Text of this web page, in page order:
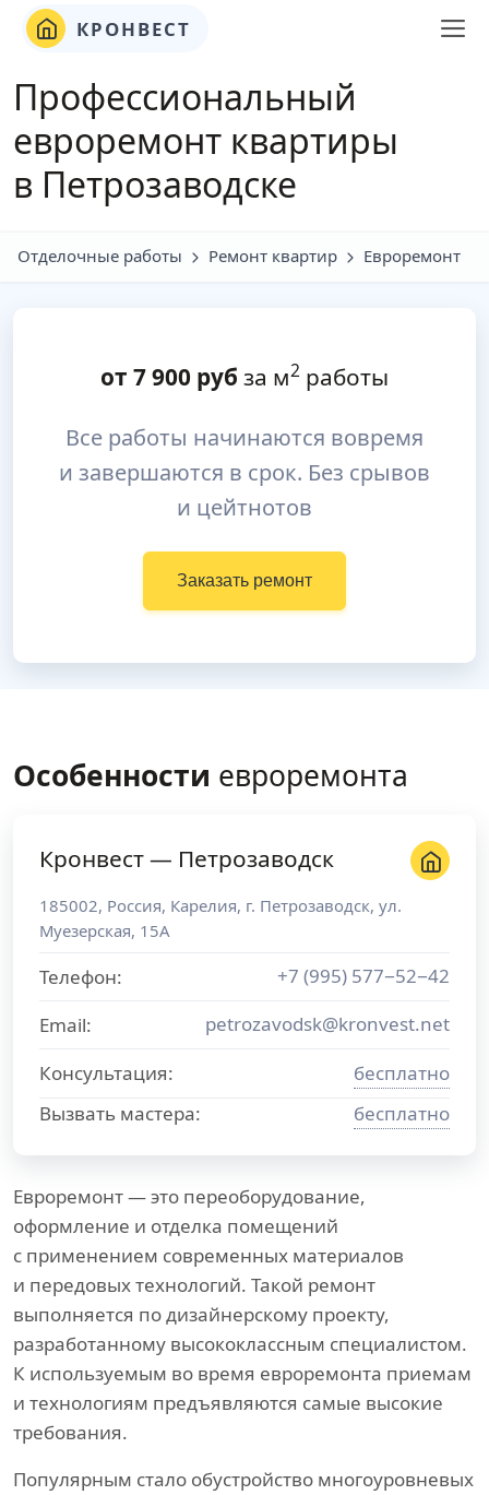
КРОНВЕСТ
Профессиональный
евроремонт квартиры
в Петрозаводске
Отделочные работы Ремонт квартир Евроремонт
от 7 900 руб за м2 работы
Все работы начинаются вовремя
и завершаются в срок. Без срывов
и цейтнотов
Заказать ремонт
Особенности евроремонта
Евроремонт — это переоборудование,
оформление и отделка помещений
с применением современных материалов
и передовых технологий. Такой ремонт
выполняется по дизайнерскому проекту,
разработанному высококлассным специалистом.
К используемым во время евроремонта приемам
и технологиям предъявляются самые высокие
требования.
Популярным стало обустройство многоуровневых
Кронвест — Петрозаводск
185002, Россия, Карелия, г. Петрозаводск, ул.
Муезерская, 15А
Телефон:
+7 (995) 577−52−42
Email:
petrozavodsk@kronvest.net
Консультация:
бесплатно
Вызвать мастера:
бесплатно